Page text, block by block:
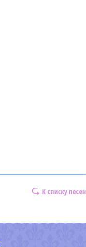
К списку песен